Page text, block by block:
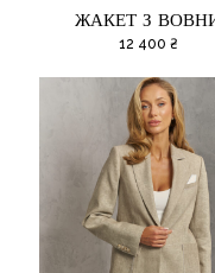
ЖАКЕТ З
12 400 ₴